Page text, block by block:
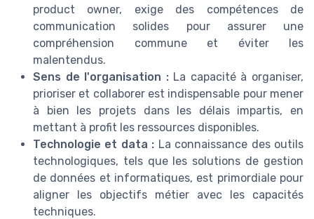
product owner, exige des compétences de
communication solides pour assurer une
compréhension commune et éviter les
malentendus.
Sens de l'organisation :La capacité à organiser,
prioriser et collaborer est indispensable pour mener
à bien les projets dans les délais impartis, en
mettant à profit les ressources disponibles.
Technologie et data : La connaissance des outils
technologiques, tels que les solutions de gestion
de données et informatiques, est primordiale pour
aligner les objectifs métier avec les capacités
techniques.